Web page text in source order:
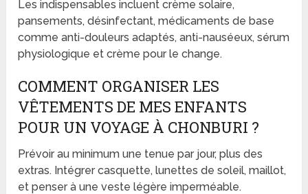
Les indispensables incluent crème solaire,
pansements, désinfectant, médicaments de base
comme anti-douleurs adaptés, anti-nauséeux, sérum
physiologique et crème pour le change.
COMMENT ORGANISER LES
VÊTEMENTS DE MES ENFANTS
POUR UN VOYAGE À CHONBURI ?
Prévoir au minimum une tenue par jour, plus des
extras. Intégrer casquette, lunettes de soleil, maillot,
et penser à une veste légère imperméable.